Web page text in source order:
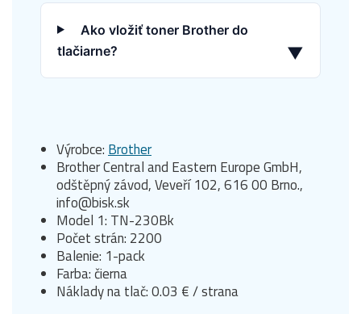
Ako vložiť toner Brother do
tlačiarne?
▼
Výrobce:Brother
Brother Central and Eastern Europe GmbH,
odštěpný závod, Veveří 102, 616 00 Brno.,
info@bisk.sk
Model 1: TN-230Bk
Počet strán: 2200
Balenie: 1-pack
Farba: čierna
Náklady na tlač: 0.03 € / strana